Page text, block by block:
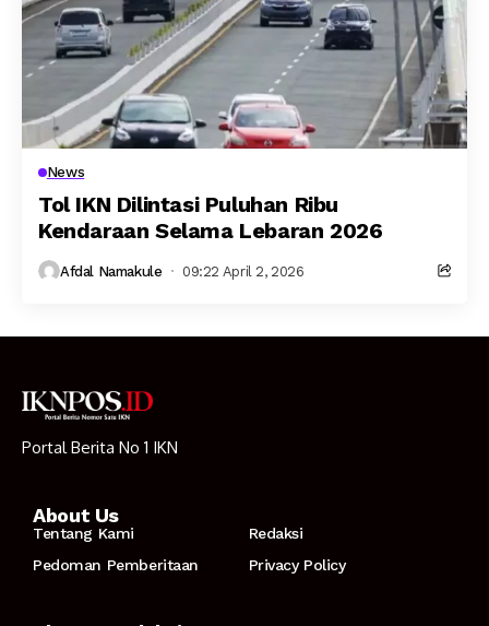
News
Tol IKN Dilintasi Puluhan Ribu
Kendaraan Selama Lebaran 2026
Afdal Namakule 09:22 April 2, 2026
Portal Berita No 1 IKN
About Us
Tentang Kami
Redaksi
Pedoman Pemberitaan
Privacy Policy